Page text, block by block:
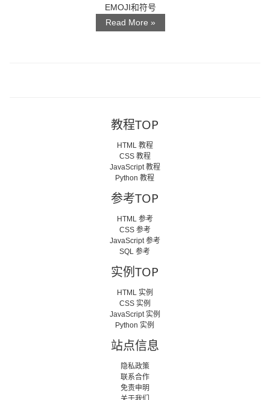
EMOJI和符号
Read More »
教程TOP
HTML 教程
CSS 教程
JavaScript 教程
Python 教程
参考TOP
HTML 参考
CSS 参考
JavaScript 参考
SQL 参考
实例TOP
HTML 实例
CSS 实例
JavaScript 实例
Python 实例
站点信息
隐私政策
联系合作
免责申明